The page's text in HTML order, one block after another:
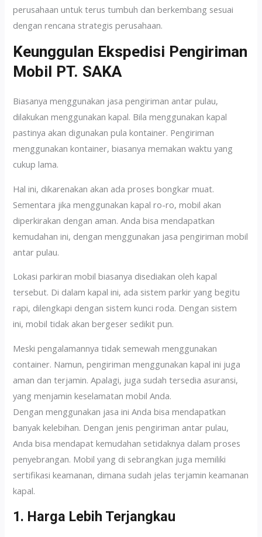
perusahaan untuk terus tumbuh dan berkembang sesuai
dengan rencana strategis perusahaan.
Keunggulan Ekspedisi Pengiriman
Mobil PT. SAKA
Biasanya menggunakan jasa pengiriman antar pulau,
dilakukan menggunakan kapal. Bila menggunakan kapal
pastinya akan digunakan pula kontainer. Pengiriman
menggunakan kontainer, biasanya memakan waktu yang
cukup lama.
Hal ini, dikarenakan akan ada proses bongkar muat.
Sementara jika menggunakan kapal ro-ro, mobil akan
diperkirakan dengan aman. Anda bisa mendapatkan
kemudahan ini, dengan menggunakan jasa pengiriman mobil
antar pulau.
Lokasi parkiran mobil biasanya disediakan oleh kapal
tersebut. Di dalam kapal ini, ada sistem parkir yang begitu
rapi, dilengkapi dengan sistem kunci roda. Dengan sistem
ini, mobil tidak akan bergeser sedikit pun.
Meski pengalamannya tidak semewah menggunakan
container. Namun, pengiriman menggunakan kapal ini juga
aman dan terjamin. Apalagi, juga sudah tersedia asuransi,
yang menjamin keselamatan mobil Anda.
Dengan menggunakan jasa ini Anda bisa mendapatkan
banyak kelebihan. Dengan jenis pengiriman antar pulau,
Anda bisa mendapat kemudahan setidaknya dalam proses
penyebrangan. Mobil yang di sebrangkan juga memiliki
sertifikasi keamanan, dimana sudah jelas terjamin keamanan
kapal.
1. Harga Lebih Terjangkau